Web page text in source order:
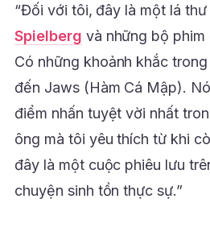
“Đối với tôi, đây là một lá
Spielberg và những bộ phim
Có những khoảnh khắc
đến Jaws (Hàm Cá Mập).
điểm nhấn tuyệt vời nhất
ông mà tôi yêu thích từ khi
đây là một cuộc phiêu lưu
chuyện sinh tồn thực sự.”